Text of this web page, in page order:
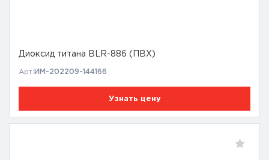
Диоксид титана BLR-886 (ПВХ)
Арт: ИМ-202209-144166
Узнать цену